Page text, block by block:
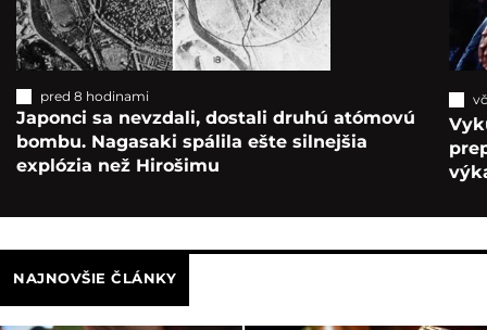
pred 8 hodinami
Japonci sa nevzdali, dostali druhú atómovú
bombu. Nagasaki spálila ešte silnejšia
explózia než Hirošimu
NAJNOVŠIE ČLÁNKY